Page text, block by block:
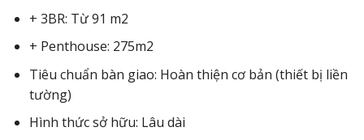
+ 3BR: Từ 91 m2
+ Penthouse: 275m2
Tiêu chuẩn bàn giao: Hoàn thiện cơ bản (thiết bị liền
tường)
Hình thức sở hữu: Lâu dài